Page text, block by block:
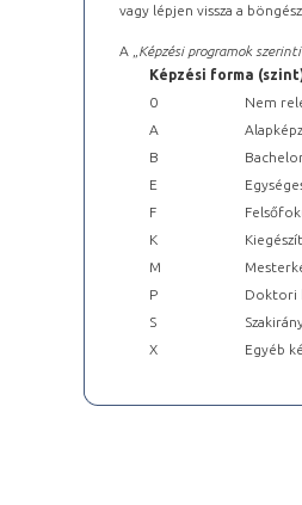
vagy lépjen vissza a
A „ Képzési programok
Képzési forma
0
Nem
A
B
E
F
K
M
P
Doktori
S
X
Egyéb